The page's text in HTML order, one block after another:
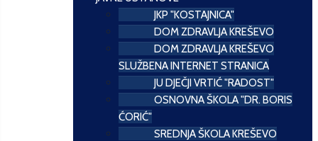
JKP "KOSTAJNICA"
DOM ZDRAVLJA KREŠEVO
DOM ZDRAVLJA KREŠEVO
SLUŽBENA INTERNET STRANICA
JU DJEČJI VRTIĆ "RADOST"
OSNOVNA ŠKOLA "DR. BORIS
ĆORIĆ"
SREDNJA ŠKOLA KREŠEVO